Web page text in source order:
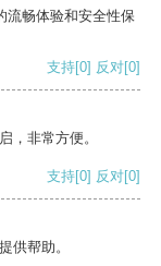
流畅体验和安全性保
支持[0] 反对[0]
，非常方便。
支持[0] 反对[0]
供帮助。